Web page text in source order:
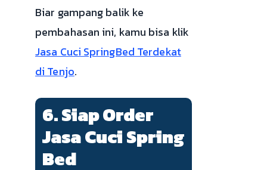
Biar gampang balik ke
pembahasan ini, kamu bisa klik
Jasa Cuci SpringBed Terdekat
di Tenjo.
6. Siap Order
Jasa Cuci Spring
Bed